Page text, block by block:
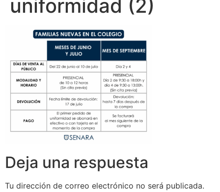
uniformidad (2)
Deja una respuesta
Tu dirección de correo electrónico no será publicada.